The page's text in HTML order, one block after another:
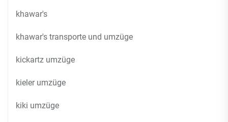
khawar's
khawar's transporte und umzüge
kickartz umzüge
kieler umzüge
kiki umzüge